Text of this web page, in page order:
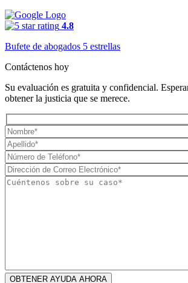
4.8
Bufete de abogados 5 estrellas
Contáctenos hoy
Su evaluación es gratuita y confidencial.
obtener la justicia que se merece.